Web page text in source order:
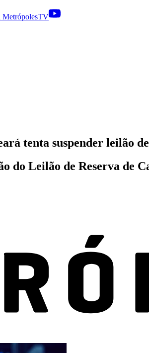
MetrópolesTV
tenta suspender leilão
do Leilão de Reserva de